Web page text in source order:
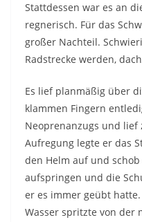
Stattdessen war es an
regnerisch. Für das
großer Nachteil.
Radstrecke werden,
Es lief planmäßig über
klammen Fingern
Neoprenanzugs und lief
Aufregung legte er das
den Helm auf und
aufspringen und die
er es immer geübt
Wasser spritzte von der